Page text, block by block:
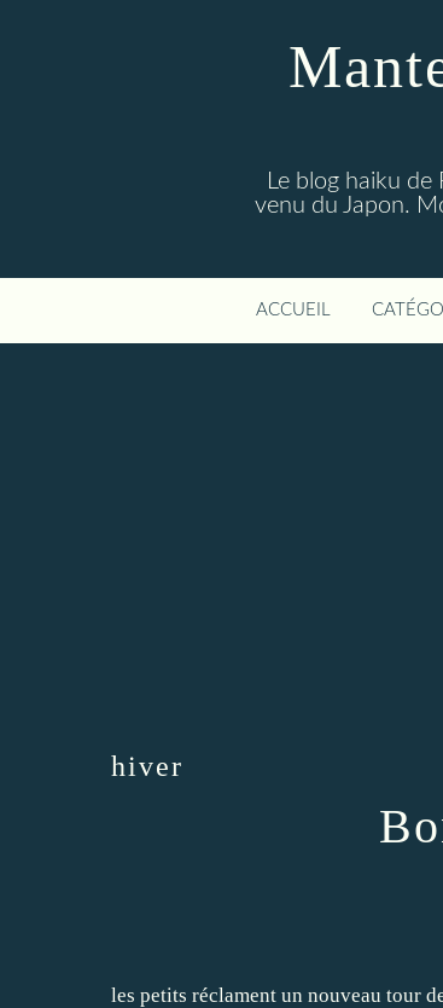
Le blog haiku
venu du Japon.
ACCUEIL
hiver
les petits réclament un nouveau tour